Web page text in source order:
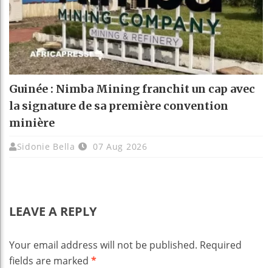
Guinée : Nimba Mining franchit un cap avec
la signature de sa première convention
minière
Sidonie Bella 07 Aug 2026
LEAVE A REPLY
Your email address will not be published. Required
fields are marked *